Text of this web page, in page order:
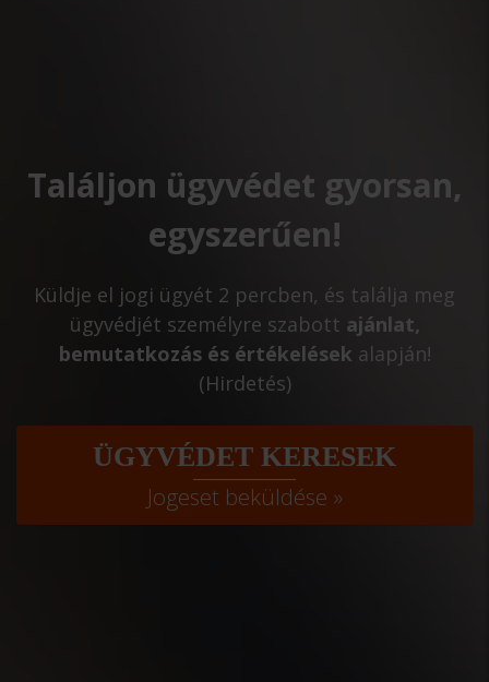
Találjon ügyvédet gyorsan,
egyszerűen!
Küldje el jogi ügyét 2 percben, és találja meg
ügyvédjét személyre szabott ajánlat,
bemutatkozás és értékelések alapján!
(Hirdetés)
ÜGYVÉDET KERESEK
Jogeset beküldése »